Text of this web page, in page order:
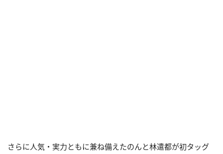
さらに人気・実力ともに兼ね備えたのんと林遣都が初タッグ